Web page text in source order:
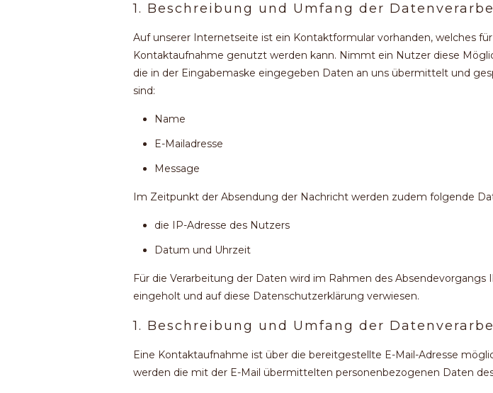
1. Beschreibung und Umfang der
Auf unserer Internetseite ist ein Kontaktformular vorhanden, welches
Kontaktaufnahme genutzt werden kann. Nimmt ein Nutzer diese
die in der Eingabemaske eingegeben Daten an uns übermittelt und
sind:
Name
E-Mailadresse
Message
Im Zeitpunkt der Absendung der Nachricht werden zudem folgende
die IP-Adresse des Nutzers
Datum und Uhrzeit
Für die Verarbeitung der Daten wird im Rahmen des Absendevorgangs
eingeholt und auf diese Datenschutzerklärung verwiesen.
1. Beschreibung und Umfang der
Eine Kontaktaufnahme ist über die bereitgestellte E-Mail-Adresse
werden die mit der E-Mail übermittelten personenbezogenen Daten